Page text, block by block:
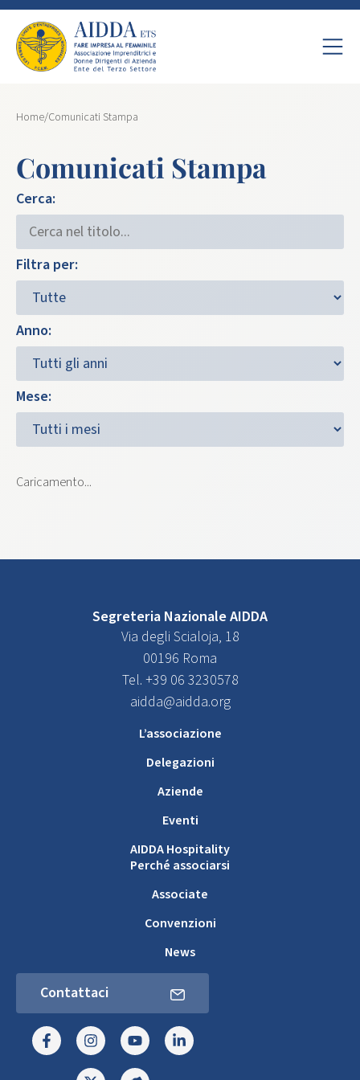
Home/Comunicati Stampa
Comunicati Stampa
Cerca:
Filtra per:
Anno:
Mese:
Caricamento...
Segreteria Nazionale AIDDA
Via degli Scialoja, 18
00196 Roma
Tel. +39 06 3230578
aidda@aidda.org
L’associazione
Delegazioni
Aziende
Eventi
AIDDA Hospitality
Perché associarsi
Associate
Convenzioni
News
Contattaci